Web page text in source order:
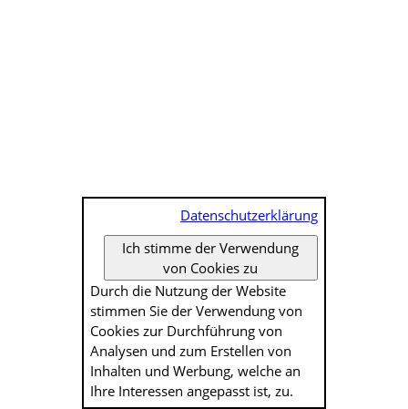
Datenschutzerklärung
Ich stimme der Verwendung
von Cookies zu
Durch die Nutzung der Website
stimmen Sie der Verwendung von
Cookies zur Durch­führung von
Analysen und zum Erstellen von
Inhalten und Werbung, welche an
Ihre Interessen angepasst ist, zu.